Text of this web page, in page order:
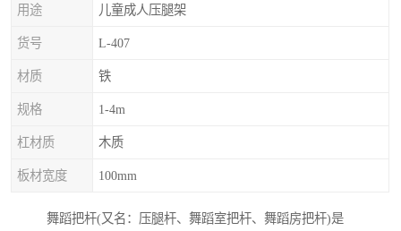
用途 儿童成人压腿架
货号 L-407
材质 铁
规格 1-4m
杠材质 木质
板材宽度 100mm
舞蹈把杆(又名：压腿杆、舞蹈室把杆、舞蹈房把杆)是